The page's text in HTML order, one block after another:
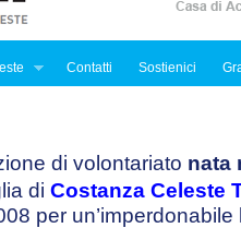
Contatti Sostienici
di volontariato nata
di Costanza Celeste
per